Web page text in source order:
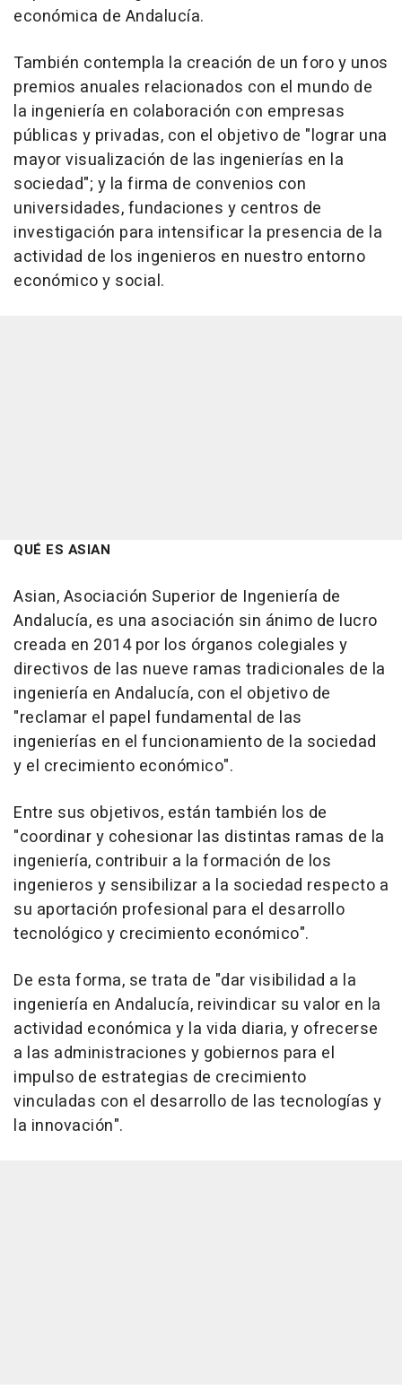
económica de Andalucía.
También contempla la creación de un foro y unos
premios anuales relacionados con el mundo de
la ingeniería en colaboración con empresas
públicas y privadas, con el objetivo de "lograr una
mayor visualización de las ingenierías en la
sociedad"; y la firma de convenios con
universidades, fundaciones y centros de
investigación para intensificar la presencia de la
actividad de los ingenieros en nuestro entorno
económico y social.
QUÉ ES ASIAN
Asian, Asociación Superior de Ingeniería de
Andalucía, es una asociación sin ánimo de lucro
creada en 2014 por los órganos colegiales y
directivos de las nueve ramas tradicionales de la
ingeniería en Andalucía, con el objetivo de
"reclamar el papel fundamental de las
ingenierías en el funcionamiento de la sociedad
y el crecimiento económico".
Entre sus objetivos, están también los de
"coordinar y cohesionar las distintas ramas de la
ingeniería, contribuir a la formación de los
ingenieros y sensibilizar a la sociedad respecto a
su aportación profesional para el desarrollo
tecnológico y crecimiento económico".
De esta forma, se trata de "dar visibilidad a la
ingeniería en Andalucía, reivindicar su valor en la
actividad económica y la vida diaria, y ofrecerse
a las administraciones y gobiernos para el
impulso de estrategias de crecimiento
vinculadas con el desarrollo de las tecnologías y
la innovación".